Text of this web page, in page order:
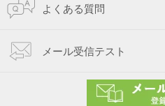
よくある質問
メール受信テスト